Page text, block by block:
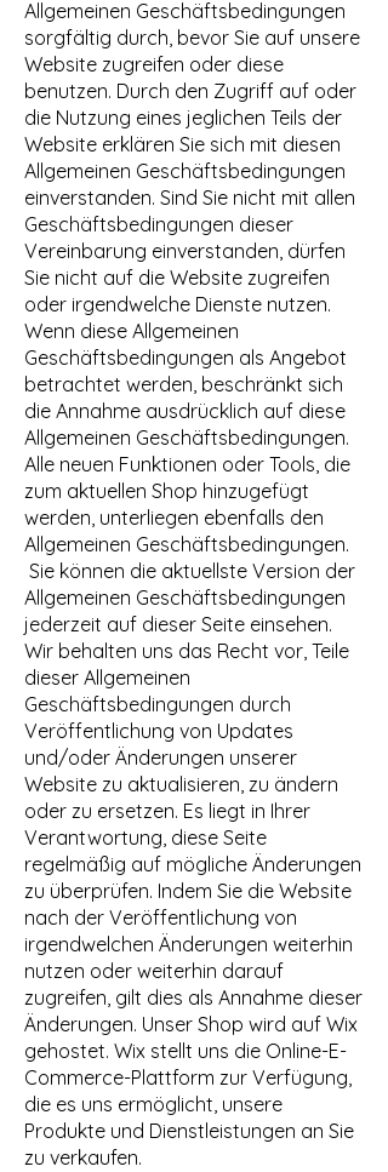
Allgemeinen Geschäftsbedingungen
sorgfältig durch, bevor Sie auf unsere
Website zugreifen oder diese
benutzen. Durch den Zugriff auf oder
die Nutzung eines jeglichen Teils der
Website erklären Sie sich mit diesen
Allgemeinen Geschäftsbedingungen
einverstanden. Sind Sie nicht mit allen
Geschäftsbedingungen dieser
Vereinbarung einverstanden, dürfen
Sie nicht auf die Website zugreifen
oder irgendwelche Dienste nutzen.
Wenn diese Allgemeinen
Geschäftsbedingungen als Angebot
betrachtet werden, beschränkt sich
die Annahme ausdrücklich auf diese
Allgemeinen Geschäftsbedingungen.
Alle neuen Funktionen oder Tools, die
zum aktuellen Shop hinzugefügt
werden, unterliegen ebenfalls den
Allgemeinen Geschäftsbedingungen.
Sie können die aktuellste Version der
Allgemeinen Geschäftsbedingungen
jederzeit auf dieser Seite einsehen.
Wir behalten uns das Recht vor, Teile
dieser Allgemeinen
Geschäftsbedingungen durch
Veröffentlichung von Updates
und/oder Änderungen unserer
Website zu aktualisieren, zu ändern
oder zu ersetzen. Es liegt in Ihrer
Verantwortung, diese Seite
regelmäßig auf mögliche Änderungen
zu überprüfen. Indem Sie die Website
nach der Veröffentlichung von
irgendwelchen Änderungen weiterhin
nutzen oder weiterhin darauf
zugreifen, gilt dies als Annahme dieser
Änderungen. Unser Shop wird auf Wix
gehostet. Wix stellt uns die Online-E-
Commerce-Plattform zur Verfügung,
die es uns ermöglicht, unsere
Produkte und Dienstleistungen an Sie
zu verkaufen.